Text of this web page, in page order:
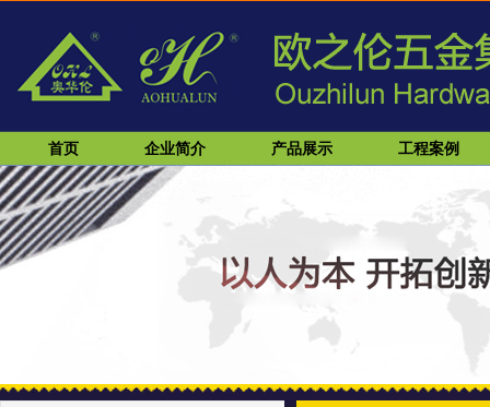
首页 企业简介 产品展示 工程案例